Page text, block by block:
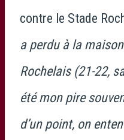
contre le Stade
a perdu à la
Rochelais (21-22,
été mon pire
d’un point, on